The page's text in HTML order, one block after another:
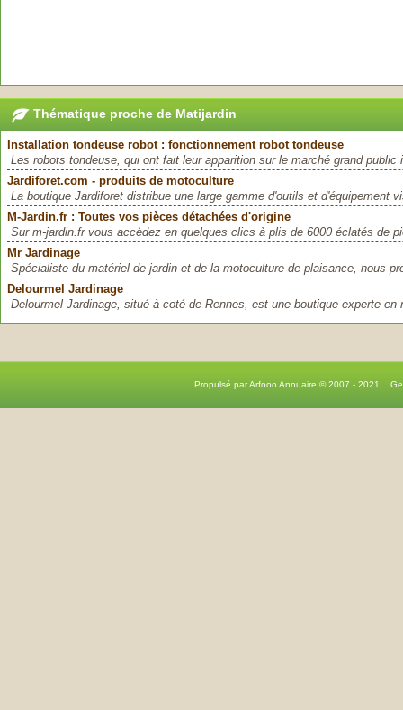
Thématique proche de Matijardin
Installation tondeuse robot : fonctionnement robot tondeuse
Les robots tondeuse, qui ont fait leur apparition sur le marché grand public
Jardiforet.com - produits de motoculture
La boutique Jardiforet distribue une large gamme d'outils et d'équipement
M-Jardin.fr : Toutes vos pièces détachées d'origine
Sur m-jardin.fr vous accèdez en quelques clics à plis de 6000 éclatés de
Mr Jardinage
Spécialiste du matériel de jardin et de la motoculture de plaisance, nous
Delourmel Jardinage
Delourmel Jardinage, situé à coté de Rennes, est une boutique experte
Propulsé par Arfooo Annuaire © 2007 - 2021